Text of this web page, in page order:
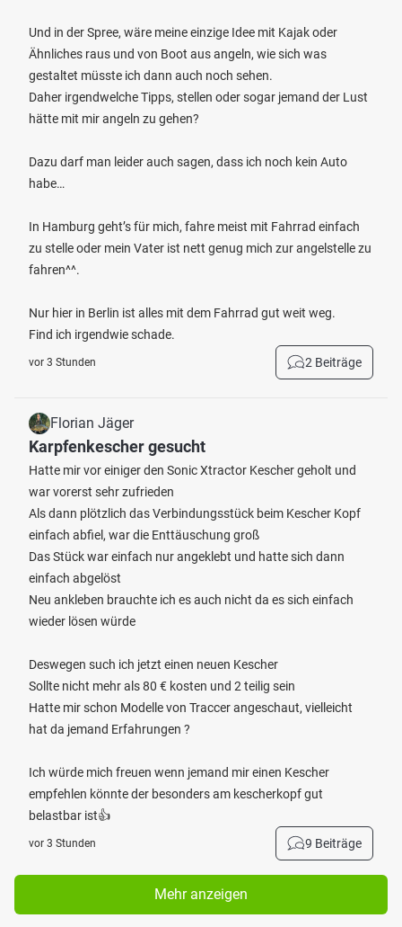
Und in der Spree, wäre meine einzige Idee mit Kajak oder
Ähnliches raus und von Boot aus angeln, wie sich was
gestaltet müsste ich dann auch noch sehen.
Daher irgendwelche Tipps, stellen oder sogar jemand der Lust
hätte mit mir angeln zu gehen?
Dazu darf man leider auch sagen, dass ich noch kein Auto
habe…
In Hamburg geht’s für mich, fahre meist mit Fahrrad einfach
zu stelle oder mein Vater ist nett genug mich zur angelstelle zu
fahren^^.
Nur hier in Berlin ist alles mit dem Fahrrad gut weit weg.
Find ich irgendwie schade.
vor 3 Stunden 2 Beiträge
Florian Jäger
Karpfenkescher gesucht
Hatte mir vor einiger den Sonic Xtractor Kescher geholt und
war vorerst sehr zufrieden
Als dann plötzlich das Verbindungsstück beim Kescher Kopf
einfach abfiel, war die Enttäuschung groß
Das Stück war einfach nur angeklebt und hatte sich dann
einfach abgelöst
Neu ankleben brauchte ich es auch nicht da es sich einfach
wieder lösen würde
Deswegen such ich jetzt einen neuen Kescher
Sollte nicht mehr als 80 € kosten und 2 teilig sein
Hatte mir schon Modelle von Traccer angeschaut, vielleicht
hat da jemand Erfahrungen ?
Ich würde mich freuen wenn jemand mir einen Kescher
empfehlen könnte der besonders am kescherkopf gut
belastbar ist👍
vor 3 Stunden 9 Beiträge
Mehr anzeigen